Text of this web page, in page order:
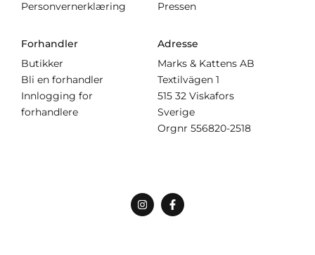
Personvernerklæring
Pressen
Forhandler
Butikker
Bli en forhandler
Innlogging for
forhandlere
Adresse
Marks & Kattens AB
Textilvägen 1
515 32 Viskafors
Sverige
Orgnr 556820-2518